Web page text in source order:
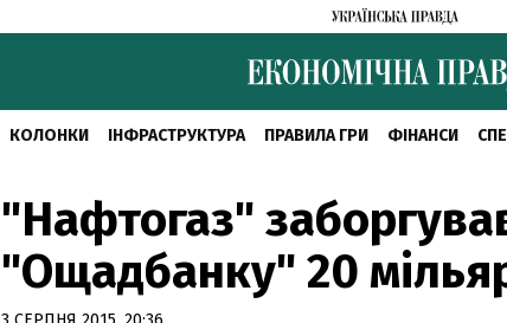
КОЛОНКИ ІНФРАСТРУКТУРА ПРАВИЛА ГРИ ФІНАНСИ
"Нафтогаз"
"Ощадбанку" 20